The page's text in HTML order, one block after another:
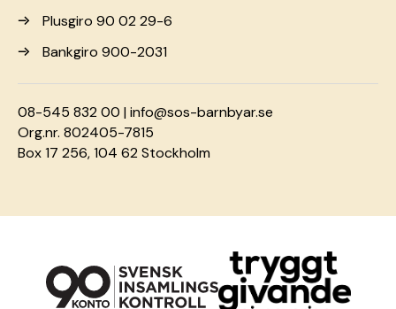
Plusgiro 90 02 29-6
Bankgiro 900-2031
08-545 832 00 |info@sos-barnbyar.se
Org.nr. 802405-7815
Box 17 256, 104 62 Stockholm